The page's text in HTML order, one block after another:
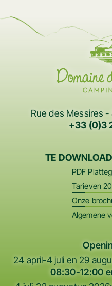
Rue des Messires -
+33 (0)3
TE
PDF
Tarieven
Onze
Algemene
24 april-4 juli en 29
08:30-12:00